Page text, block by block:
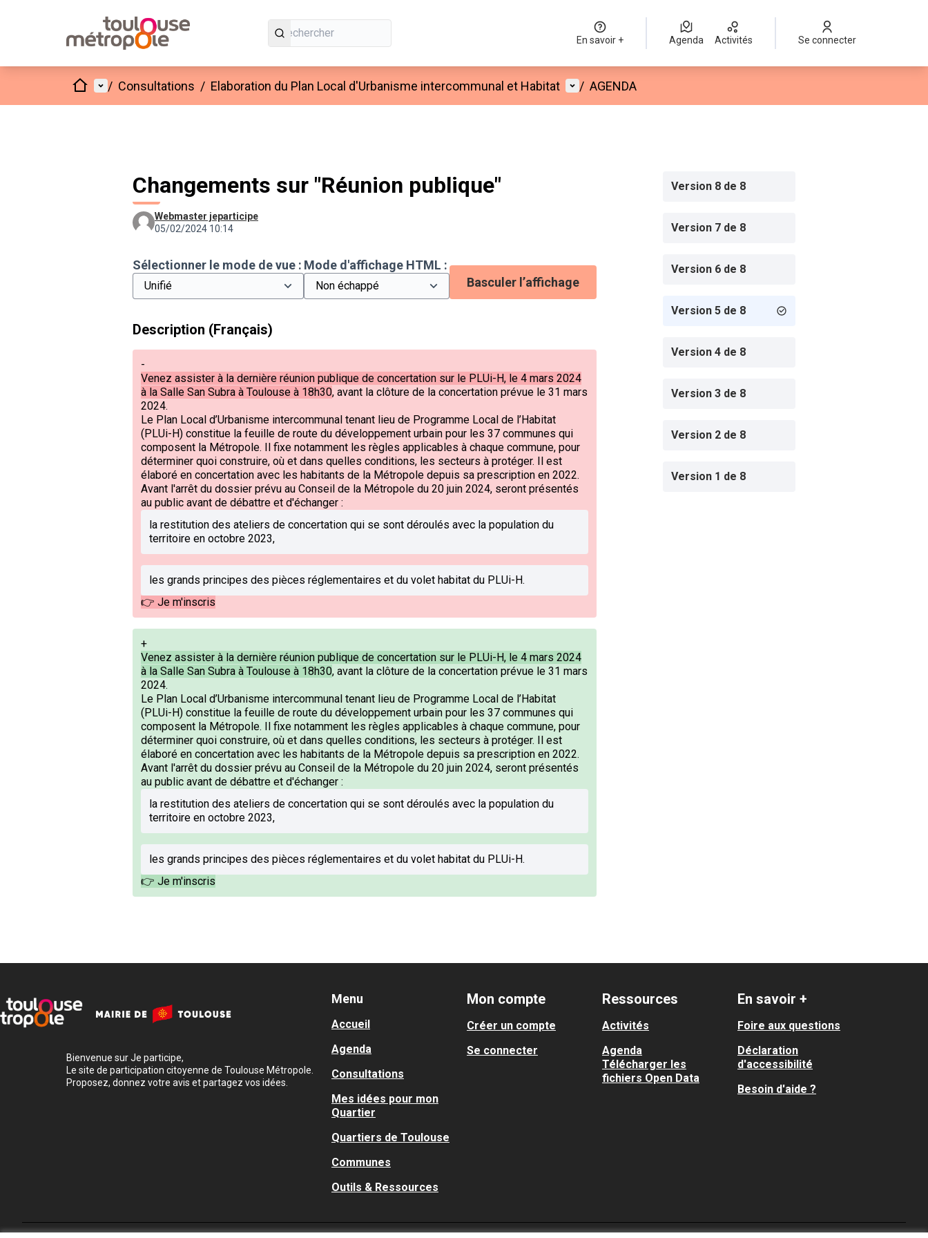
En savoir + Agenda Activités Se connecter
AccueilMenu principal
/ Consultations / Elaboration du Plan Local d'Urbanisme intercommunal et Habitat Menu utilisateur
/ AGENDA
Changements sur "Réunion publique"
Webmaster jeparticipe
05/02/2024 10:14
Sélectionner le mode de vue : Mode d'affichage HTML :
Basculer l’affichage
Description (Français)
-
Venez assister à la dernière réunion publique de concertation sur le PLUi-H, le 4 mars 2024
à la Salle San Subra à Toulouse à 18h30, avant la clôture de la concertation prévue le 31 mars
2024.
Le Plan Local d’Urbanisme intercommunal tenant lieu de Programme Local de l’Habitat
(PLUi-H) constitue la feuille de route du développement urbain pour les 37 communes qui
composent la Métropole. Il fixe notamment les règles applicables à chaque commune, pour
déterminer quoi construire, où et dans quelles conditions, les secteurs à protéger. Il est
élaboré en concertation avec les habitants de la Métropole depuis sa prescription en 2022.
Avant l'arrêt du dossier prévu au Conseil de la Métropole du 20 juin 2024, seront présentés
au public avant de débattre et d'échanger :
la restitution des ateliers de concertation qui se sont déroulés avec la population du
territoire en octobre 2023,
les grands principes des pièces réglementaires et du volet habitat du PLUi-H.
👉 Je m'inscris
+
Venez assister à la dernière réunion publique de concertation sur le PLUi-H, le 4 mars 2024
à la Salle San Subra à Toulouse à 18h30, avant la clôture de la concertation prévue le 31 mars
2024.
Le Plan Local d’Urbanisme intercommunal tenant lieu de Programme Local de l’Habitat
(PLUi-H) constitue la feuille de route du développement urbain pour les 37 communes qui
composent la Métropole. Il fixe notamment les règles applicables à chaque commune, pour
déterminer quoi construire, où et dans quelles conditions, les secteurs à protéger. Il est
élaboré en concertation avec les habitants de la Métropole depuis sa prescription en 2022.
Avant l'arrêt du dossier prévu au Conseil de la Métropole du 20 juin 2024, seront présentés
au public avant de débattre et d'échanger :
la restitution des ateliers de concertation qui se sont déroulés avec la population du
territoire en octobre 2023,
les grands principes des pièces réglementaires et du volet habitat du PLUi-H.
👉 Je m'inscris
Version 8 de 8
Version 7 de 8
Version 6 de 8
Version 5 de 8
Version 4 de 8
Version 3 de 8
Version 2 de 8
Version 1 de 8
Bienvenue sur Je participe,
Le site de participation citoyenne de Toulouse Métropole.
Proposez, donnez votre avis et partagez vos idées.
Menu
Accueil
Agenda
Consultations
Mes idées pour mon
Quartier
Quartiers de Toulouse
Communes
Outils & Ressources
Mon compte
Créer un compte
Se connecter
Ressources
Activités
Agenda
Télécharger les
fichiers Open Data
En savoir +
Foire aux questions
Déclaration
d'accessibilité
Besoin d'aide ?